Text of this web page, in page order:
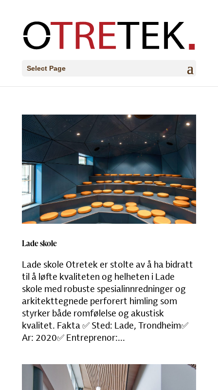
Select Page
Lade skole
Lade skole Otretek er stolte av å ha bidratt
til å løfte kvaliteten og helheten i Lade
skole med robuste spesialinnredninger og
arkitekttegnede perforert himling som
styrker både romfølelse og akustisk
kvalitet. Fakta ✅ Sted: Lade, Trondheim✅
Ar: 2020✅ Entreprenor:...